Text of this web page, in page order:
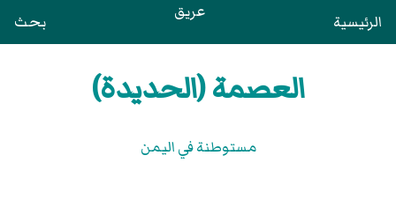
الرئيسية عريق بحث
العصمة (الحديدة)
مستوطنة في اليمن